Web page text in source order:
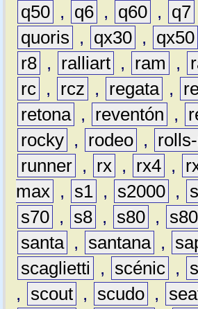
q50 , q6 , q60 , q7
quoris
, qx30 , qx50
r8 , ralliart , ram ,
rc , rcz , regata ,
retona , reventón ,
rocky , rodeo ,
runner , rx , rx4 ,
max , s1 , s2000 ,
s70 , s8 , s80 ,
santa , santana ,
scaglietti
, scénic ,
,
scout , scudo ,